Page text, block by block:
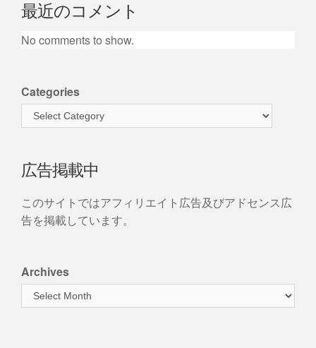
最近のコメント
No comments to show.
Categories
広告掲載中
このサイトではアフィリエイト広告及びアドセンス広
告を掲載しています。
Archives